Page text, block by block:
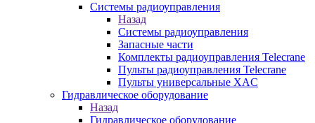
Системы радиоуправления
Назад
Системы радиоуправления
Запасные части
Комплекты радиоуправления Telecrane
Пульты радиоуправления Telecrane
Пульты универсальные XAC
Гидравлическое оборудование
Назад
Гидравлическое оборудование